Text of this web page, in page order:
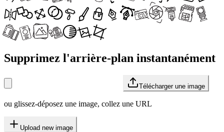
Supprimez l'arrière-plan instantanément
Télécharger une image
ou glissez-déposez une image, collez une URL
Upload new image